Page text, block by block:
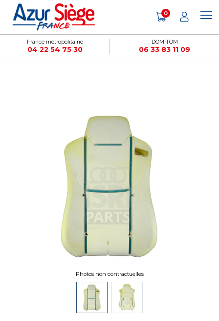
France métropolitaine
04 22 54 75 30
DOM-TOM
06 33 83 11 09
0
Photos non contractuelles
Panneau de gestion des cookies